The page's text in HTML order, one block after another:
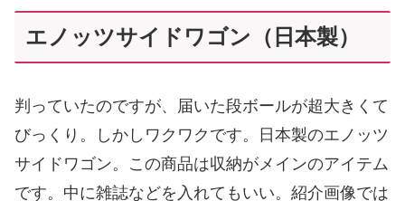
エノッツサイドワゴン（日本製）
判っていたのですが、届いた段ボールが超大きくて
びっくり。しかしワクワクです。日本製のエノッツ
サイドワゴン。この商品は収納がメインのアイテム
です。中に雑誌などを入れてもいい。紹介画像では